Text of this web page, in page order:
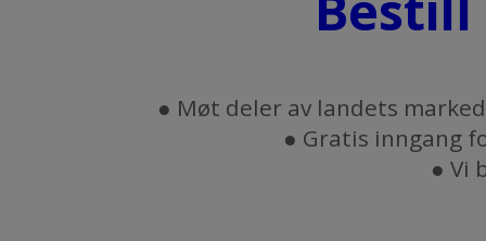
● Møt deler av landets
​​​​​​​● Gratis inngang
​​​​​​​● Vi